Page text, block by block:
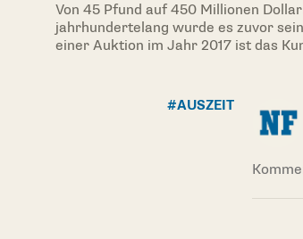
Von 45 Pfund auf 450 Millionen
jahrhundertelang wurde es zuvor
einer Auktion im Jahr 2017 ist das
#AUSZEIT